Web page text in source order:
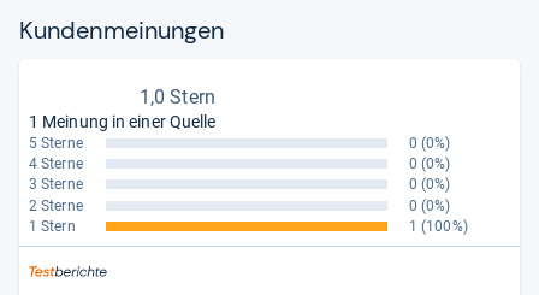
Kun­den­mei­nun­gen
1,0 Stern
1 Meinung in einer Quelle
5 Sterne 0 (0%)
4 Sterne
0 (0%)
3 Sterne
0 (0%)
2 Sterne
0 (0%)
1 Stern
1 (100%)